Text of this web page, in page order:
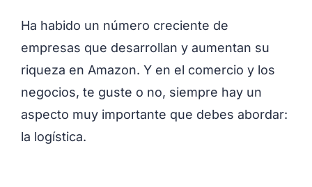
Ha habido un número creciente de
empresas que desarrollan y aumentan su
riqueza en Amazon. Y en el comercio y los
negocios, te guste o no, siempre hay un
aspecto muy importante que debes abordar:
la logística.